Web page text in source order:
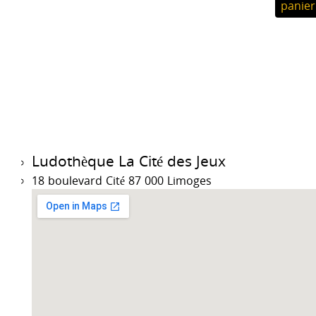
panier
Ludothèque La Cité des Jeux
18 boulevard Cité 87 000 Limoges